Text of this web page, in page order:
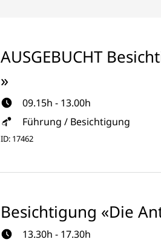
AUSGEBUCHT
»
09.15h - 13.00h
Führung / Besichtigung
ID: 17462
Besichtigung «Die
13.30h - 17.30h